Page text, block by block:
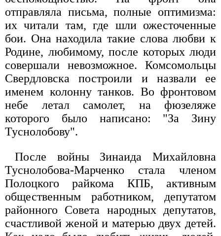
отправляла письма, полные оптимизма:
их читали там, где шли ожесточенные
бои. Она находила такие слова любви к
Родине, любимому, после которых люди
совершали невозможное. Комсомольцы
Свердловска построили и назвали ее
именем колонну танков. Во фронтовом
небе летал самолет, на фюзеляже
которого было написано: "За Зину
Туснолобову".
После войны Зинаида Михайловна
Туснолобова-Марченко стала членом
Полоцкого райкома КПБ, активным
общественным работником, депутатом
районного Совета народных депутатов,
счастливой женой и матерью двух детей.